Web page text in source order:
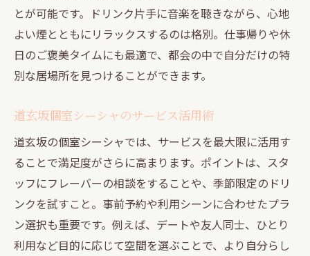
とが可能です。ドリンク片手に音楽を聴きながら、心地
よい煙とともにリラックスするのは格別。仕事帰りや休
日のご褒美タイムにも最適で、都会の中で自分だけの特
別な居場所を見つけることができます。
道玄坂個室シーシャのサービス活用術
道玄坂の個室シーシャでは、サービスを最大限に活用す
ることで満足度がさらに高まります。ポイントは、スタ
ッフにフレーバーの相談をすることや、季節限定のドリ
ンクを試すこと。事前予約や利用シーンに合わせたプラ
ン選択も重要です。例えば、デートや友人同士、ひとり
利用など目的に応じて空間を選ぶことで、より自分らし